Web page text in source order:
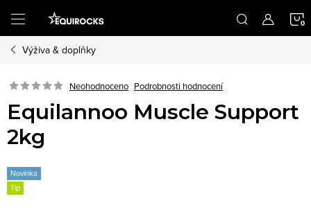
obsah
Výživa & doplňky
Neohodnoceno Podrobnosti hodnocení
Equilannoo Muscle Support
2kg
Novinka
Tip